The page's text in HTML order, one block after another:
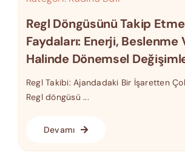
Regl Döngüsünü Takip
Faydaları: Enerji, Beslenme
Halinde Dönemsel
Regl Takibi: Ajandadaki Bir İşaretten
Regl döngüsü ...
Devamı